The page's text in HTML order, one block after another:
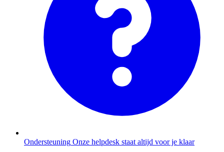
Ondersteuning Onze helpdesk staat altijd voor je klaar